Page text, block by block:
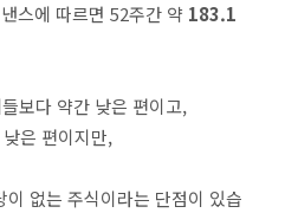
스에 따르면 52주간 약 183.1
보다 약간 낮은 편이고,
은 편이지만,
없는 주식이라는 단점이 있습